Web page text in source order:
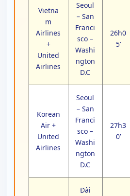
Vietna
m
Airlines
+
United
Airlines
Seoul
– San
Franci
sco –
Washi
ngton
D.C
26h0
5’
Korean
Air +
United
Airlines
Seoul
– San
Franci
sco –
Washi
ngton
D.C
27h3
0’
Đài